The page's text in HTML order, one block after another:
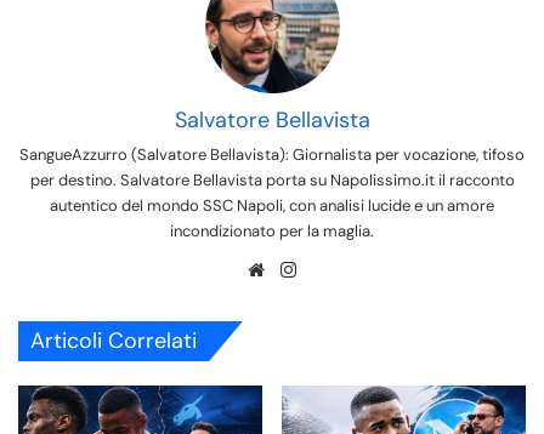
Salvatore Bellavista
SangueAzzurro (Salvatore Bellavista): Giornalista per vocazione, tifoso
per destino. Salvatore Bellavista porta su Napolissimo.it il racconto
autentico del mondo SSC Napoli, con analisi lucide e un amore
incondizionato per la maglia.
We
Articoli Correlati